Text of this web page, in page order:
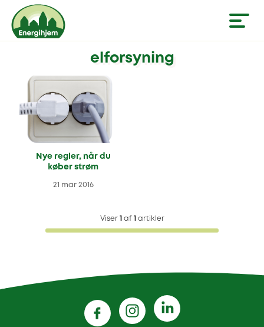
elforsyning
Nye regler, når du
køber strøm
21 mar 2016
Viser af artikler